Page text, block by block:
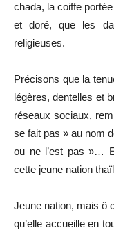
chada, la coiffe
et doré, que les
religieuses.
Précisons que la
légères, dentelles et
réseaux sociaux,
se fait pas » au nom
ou ne l’est pas »…
cette jeune nation
Jeune nation, mais ô
qu’elle accueille en